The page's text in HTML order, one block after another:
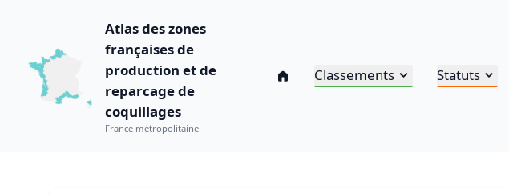
Atlas des zones
françaises de
production et de
reparcage de
coquillages
France métropolitaine
Classements Statuts